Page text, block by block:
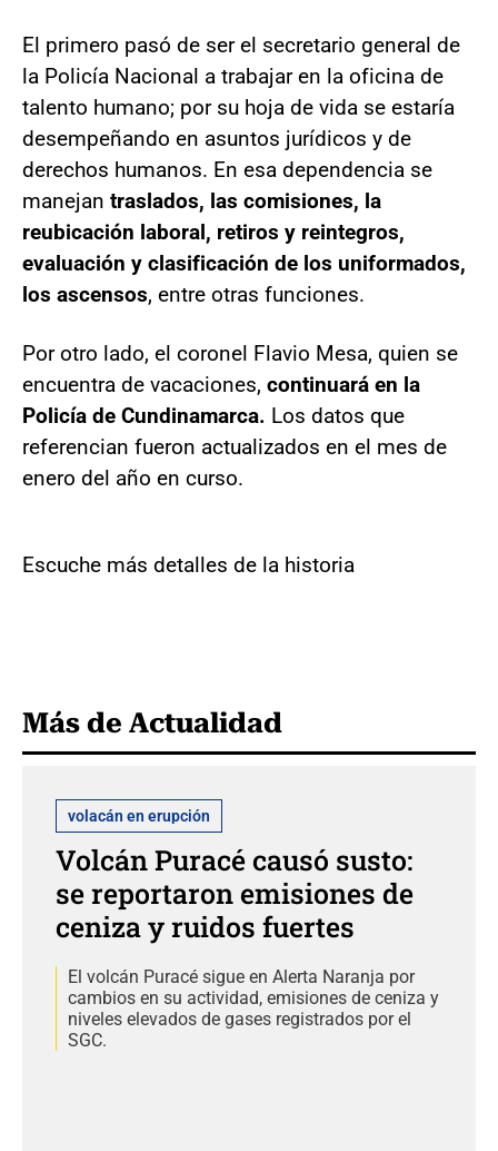
El primero pasó de ser el secretario general de
la Policía Nacional a trabajar en la oficina de
talento humano; por su hoja de vida se estaría
desempeñando en asuntos jurídicos y de
derechos humanos. En esa dependencia se
manejan traslados, las comisiones, la
reubicación laboral, retiros y reintegros,
evaluación y clasificación de los uniformados,
los ascensos, entre otras funciones.
Por otro lado, el coronel Flavio Mesa, quien se
encuentra de vacaciones, continuará en la
Policía de Cundinamarca. Los datos que
referencian fueron actualizados en el mes de
enero del año en curso.
Escuche más detalles de la historia
Más de Actualidad
volacán en erupción
Volcán Puracé causó susto:
se reportaron emisiones de
ceniza y ruidos fuertes
El volcán Puracé sigue en Alerta Naranja por
cambios en su actividad, emisiones de ceniza y
niveles elevados de gases registrados por el
SGC.